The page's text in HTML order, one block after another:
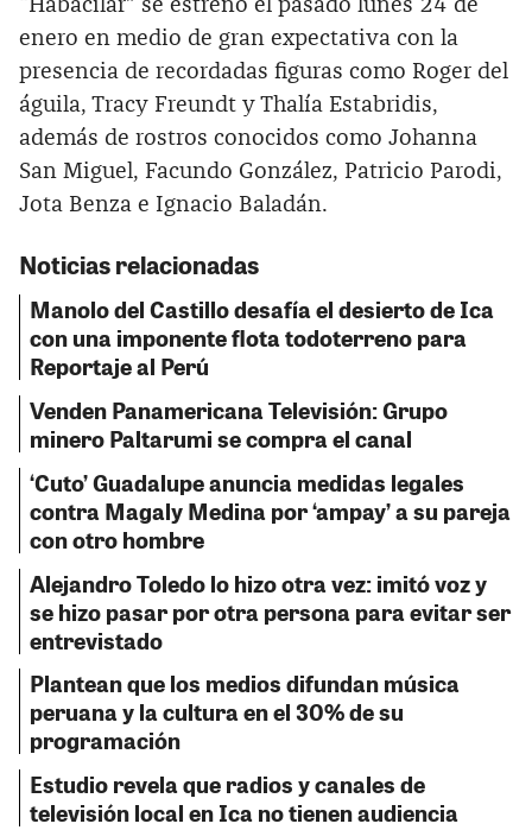
“Habacilar” se estrenó el pasado lunes 24 de
enero en medio de gran expectativa con la
presencia de recordadas figuras como Roger del
águila, Tracy Freundt y Thalía Estabridis,
además de rostros conocidos como Johanna
San Miguel, Facundo González, Patricio Parodi,
Jota Benza e Ignacio Baladán.
Noticias relacionadas
Manolo del Castillo desafía el desierto de Ica
con una imponente flota todoterreno para
Reportaje al Perú
Venden Panamericana Televisión: Grupo
minero Paltarumi se compra el canal
‘Cuto’ Guadalupe anuncia medidas legales
contra Magaly Medina por ‘ampay’ a su pareja
con otro hombre
Alejandro Toledo lo hizo otra vez: imitó voz y
se hizo pasar por otra persona para evitar ser
entrevistado
Plantean que los medios difundan música
peruana y la cultura en el 30% de su
programación
Estudio revela que radios y canales de
televisión local en Ica no tienen audiencia